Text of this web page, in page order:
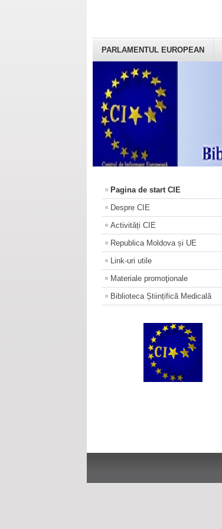
PARLAMENTUL EUROPEAN
Pagina de start CIE
Despre CIE
Activități CIE
Republica Moldova și UE
Link-uri utile
Materiale promoţionale
Biblioteca Științifică Medicală